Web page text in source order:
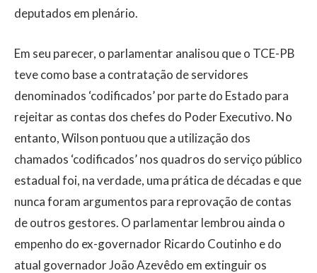
deputados em plenário.
Em seu parecer, o parlamentar analisou que o TCE-PB
teve como base a contratação de servidores
denominados ‘codificados’ por parte do Estado para
rejeitar as contas dos chefes do Poder Executivo. No
entanto, Wilson pontuou que a utilização dos
chamados ‘codificados’ nos quadros do serviço público
estadual foi, na verdade, uma prática de décadas e que
nunca foram argumentos para reprovação de contas
de outros gestores. O parlamentar lembrou ainda o
empenho do ex-governador Ricardo Coutinho e do
atual governador João Azevêdo em extinguir os